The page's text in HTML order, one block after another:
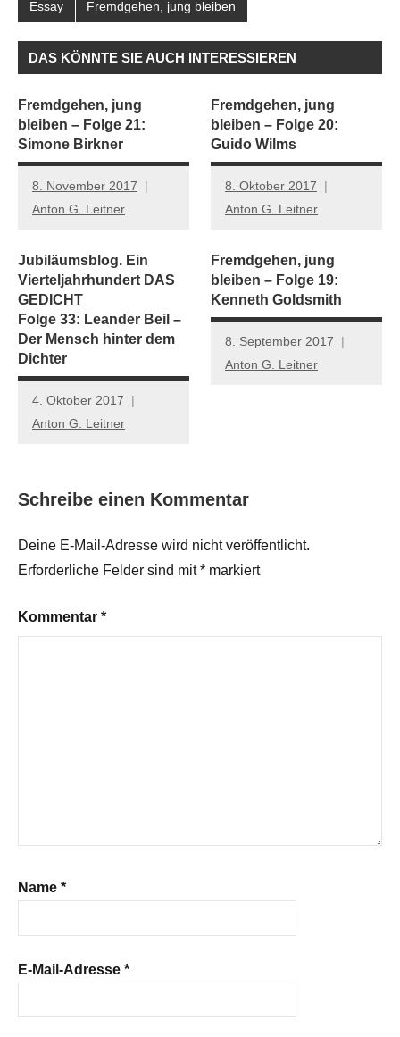
Essay Fremdgehen, jung bleiben
DAS KÖNNTE SIE AUCH INTERESSIEREN
Fremdgehen, jung
bleiben – Folge 21:
Simone Birkner
8. November 2017
Anton G. Leitner
Fremdgehen, jung
bleiben – Folge 20:
Guido Wilms
8. Oktober 2017
Anton G. Leitner
Jubiläumsblog. Ein
Vierteljahrhundert DAS
GEDICHT
Folge 33: Leander Beil –
Der Mensch hinter dem
Dichter
4. Oktober 2017
Anton G. Leitner
Fremdgehen, jung
bleiben – Folge 19:
Kenneth Goldsmith
8. September 2017
Anton G. Leitner
Schreibe einen Kommentar
Deine E-Mail-Adresse wird nicht veröffentlicht.
Erforderliche Felder sind mit* markiert
Kommentar *
Name *
E-Mail-Adresse *